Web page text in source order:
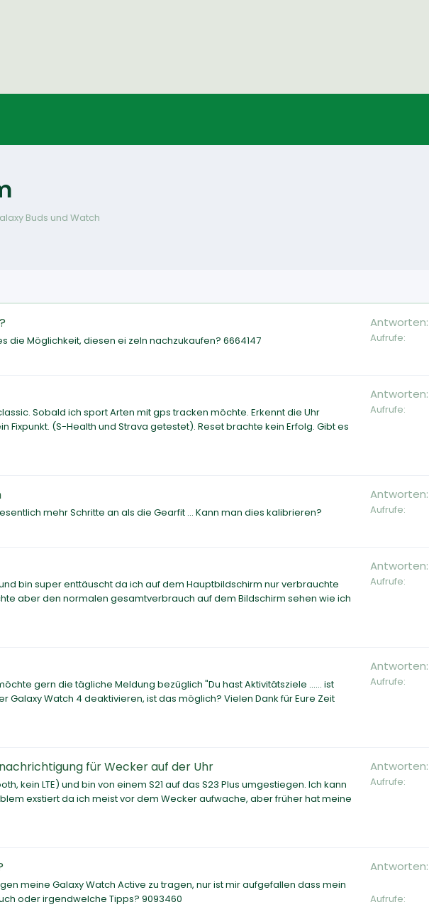
Buds und Watch
die Möglichkeit, diesen ei zeln nachzukaufen? 6664147
Antworten
Aufrufe
Sobald ich sport Arten mit gps tracken möchte. Erkennt die Uhr
Fixpunkt. (S-Health und Strava getestet). Reset brachte kein Erfolg. Gibt es
Antworten
Aufrufe
mehr Schritte an als die Gearfit ... Kann man dies kalibrieren?
Antworten
Aufrufe
bin super enttäuscht da ich auf dem Hauptbildschirm nur verbrauchte
aber den normalen gesamtverbrauch auf dem Bildschirm sehen wie ich
Antworten
Aufrufe
gern die tägliche Meldung bezüglich "Du hast Aktivitätsziele ...... ist
Watch 4 deaktivieren, ist das möglich? Vielen Dank für Eure Zeit
Antworten
Aufrufe
für Wecker auf der Uhr
kein LTE) und bin von einem S21 auf das S23 Plus umgestiegen. Ich kann
exstiert da ich meist vor dem Wecker aufwache, aber früher hat meine
Antworten
Aufrufe
meine Galaxy Watch Active zu tragen, nur ist mir aufgefallen dass mein
oder irgendwelche Tipps? 9093460
Antworten
Aufrufe